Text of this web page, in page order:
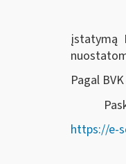
3.
įstatymą
Pagal
https://e-